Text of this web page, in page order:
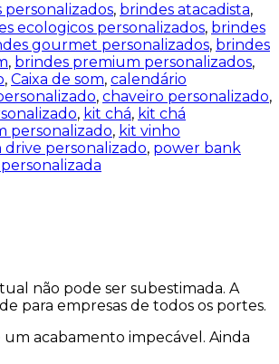
personalizados, brindes atacadista,
ecologicos personalizados, brindes
gourmet personalizados, brindes
, brindes premium personalizados,
, Caixa de som, calendário
, chaveiro personalizado,
, kit chá, kit chá
personalizado, kit vinho
drive personalizado, power bank
não pode ser subestimada. A
para empresas de todos os portes.
acabamento impecável. Ainda